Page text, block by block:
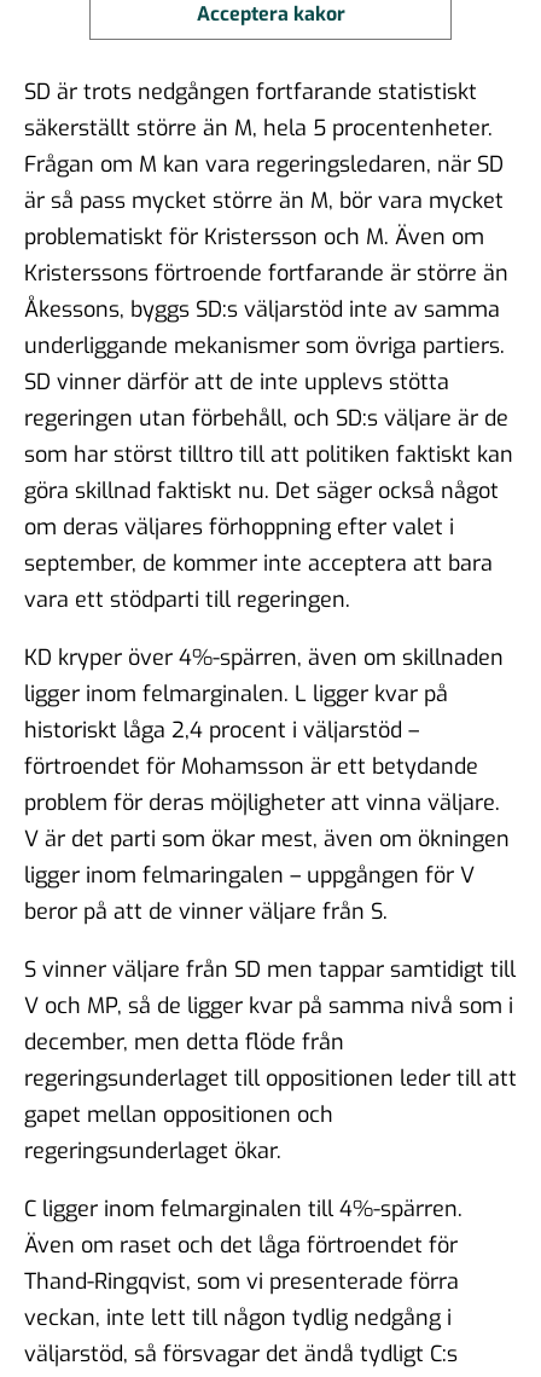
Acceptera kakor
SD är trots nedgången fortfarande statistiskt
säkerställt större än M, hela 5 procentenheter.
Frågan om M kan vara regeringsledaren, när SD
är så pass mycket större än M, bör vara mycket
problematiskt för Kristersson och M. Även om
Kristerssons förtroende fortfarande är större än
Åkessons, byggs SD:s väljarstöd inte av samma
underliggande mekanismer som övriga partiers.
SD vinner därför att de inte upplevs stötta
regeringen utan förbehåll, och SD:s väljare är de
som har störst tilltro till att politiken faktiskt kan
göra skillnad faktiskt nu. Det säger också något
om deras väljares förhoppning efter valet i
september, de kommer inte acceptera att bara
vara ett stödparti till regeringen.
KD kryper över 4%-spärren, även om skillnaden
ligger inom felmarginalen. L ligger kvar på
historiskt låga 2,4 procent i väljarstöd –
förtroendet för Mohamsson är ett betydande
problem för deras möjligheter att vinna väljare.
V är det parti som ökar mest, även om ökningen
ligger inom felmaringalen – uppgången för V
beror på att de vinner väljare från S.
S vinner väljare från SD men tappar samtidigt till
V och MP, så de ligger kvar på samma nivå som i
december, men detta flöde från
regeringsunderlaget till oppositionen leder till att
gapet mellan oppositionen och
regeringsunderlaget ökar.
C ligger inom felmarginalen till 4%-spärren.
Även om raset och det låga förtroendet för
Thand-Ringqvist, som vi presenterade förra
veckan, inte lett till någon tydlig nedgång i
väljarstöd, så försvagar det ändå tydligt C:s